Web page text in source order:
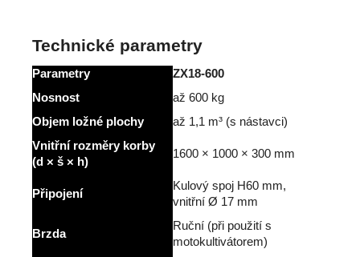
Technické parametry
Parametry
ZX18-600
Nosnost
až 600 kg
Objem ložné plochy
až 1,1 m³ (s nástavci)
Vnitřní rozměry korby
(d × š × h)
1600 × 1000 × 300 mm
Připojení
Kulový spoj H60 mm,
vnitřní Ø 17 mm
Brzda
Ruční (při použití s
motokultivátorem)